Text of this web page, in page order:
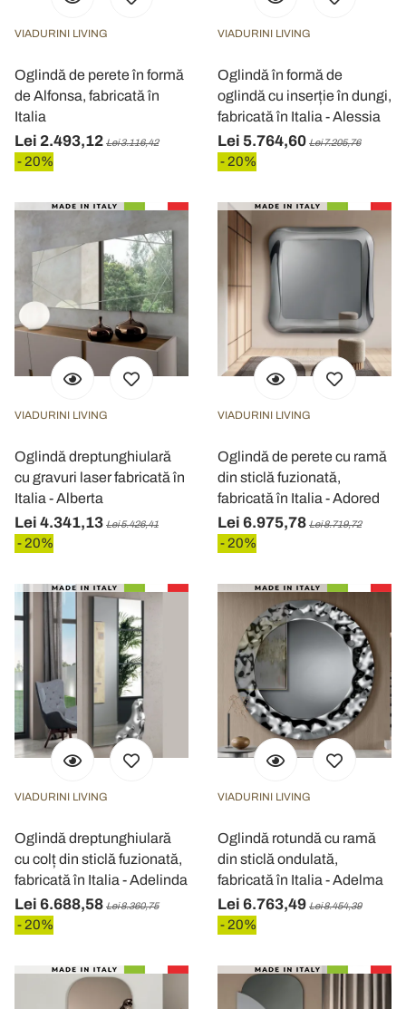
VIADURINI LIVING
Oglindă de perete în formă
de Alfonsa, fabricată în
Italia
Lei 2.493,12 Lei 3.116,42
- 20%
VIADURINI LIVING
Oglindă în formă de
oglindă cu inserție în dungi,
fabricată în Italia - Alessia
Lei 5.764,60 Lei 7.205,76
- 20%
VIADURINI LIVING
Oglindă dreptunghiulară
cu gravuri laser fabricată în
Italia - Alberta
Lei 4.341,13 Lei 5.426,41
- 20%
VIADURINI LIVING
Oglindă de perete cu ramă
din sticlă fuzionată,
fabricată în Italia - Adored
Lei 6.975,78 Lei 8.719,72
- 20%
VIADURINI LIVING
Oglindă dreptunghiulară
cu colț din sticlă fuzionată,
fabricată în Italia - Adelinda
Lei 6.688,58 Lei 8.360,75
- 20%
VIADURINI LIVING
Oglindă rotundă cu ramă
din sticlă ondulată,
fabricată în Italia - Adelma
Lei 6.763,49 Lei 8.454,39
- 20%